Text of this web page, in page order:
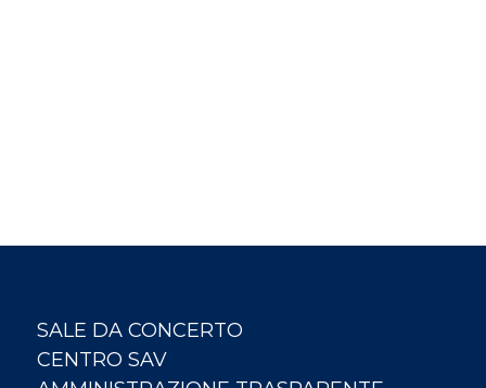
SALE DA CONCERTO
CENTRO SAV